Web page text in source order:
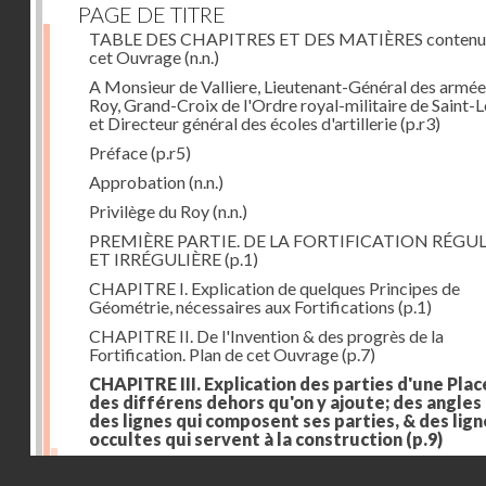
PAGE DE TITRE
TABLE DES CHAPITRES ET DES MATIÈRES
cet Ouvrage(n.n.)
A Monsieur de Valliere, Lieutenant-Général des
Roy, Grand-Croix de l'Ordre royal-militaire de Saint-
et Directeur général des écoles d'artillerie(p.r3)
Préface(p.r5)
Approbation(n.n.)
Privilège du Roy(n.n.)
PREMIÈRE PARTIE. DE LA FORTIFICATION
ET IRRÉGULIÈRE(p.1)
CHAPITRE I. Explication de quelques Principes de
Géométrie, nécessaires aux Fortifications (p.1)
CHAPITRE II. De l'Invention & des progrès de la
Fortification. Plan de cet Ouvrage(p.7)
CHAPITRE III. Explication des parties d'une
des différens dehors qu'on y ajoute; des angles
des lignes qui composent ses parties, & des
occultes qui servent à la construction (p.9)
Des lignes & des angles qui composent les parties